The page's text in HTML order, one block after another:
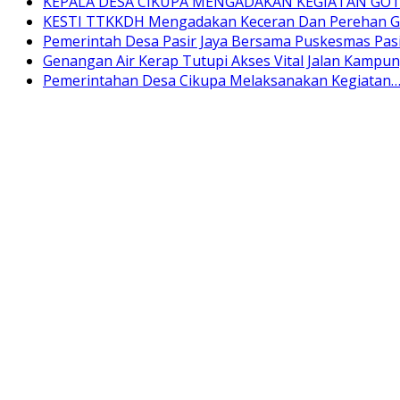
KESTI TTKKDH Mengadakan Keceran Dan Perehan
Pemerintah Desa Pasir Jaya Bersama Puskesmas
Genangan Air Kerap Tutupi Akses Vital Jalan
Pemerintahan Desa Cikupa Melaksanakan Kegiatan…